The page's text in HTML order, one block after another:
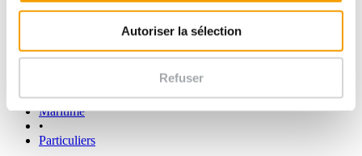
Autoriser la sélection
Refuser
•
Concession (auto)routière
•
Maritime
•
Particuliers